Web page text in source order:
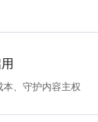
、守护内容主权